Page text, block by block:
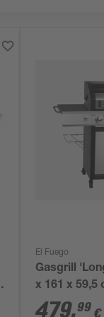
El Fuego
Gasgrill
x 161 x 59,5
479,99 €